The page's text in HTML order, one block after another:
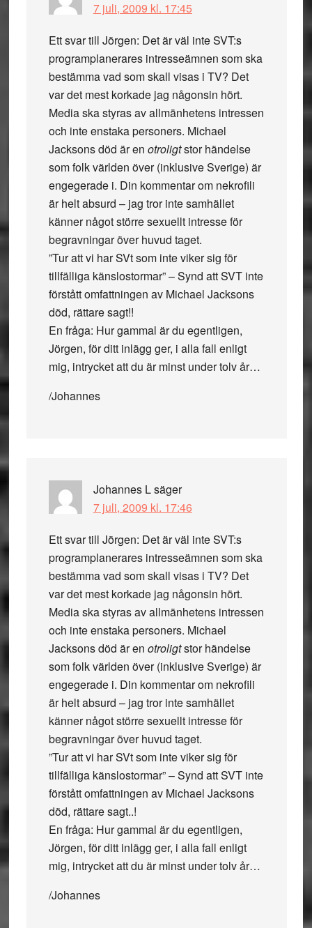
7 juli, 2009 kl. 17:45
Ett svar till Jörgen: Det är väl inte SVT:s
programplanerares intresseämnen som ska
bestämma vad som skall visas i TV? Det
var det mest korkade jag någonsin hört.
Media ska styras av allmänhetens intressen
och inte enstaka personers. Michael
Jacksons död är en otroligtstor händelse
som folk världen över (inklusive Sverige) är
engegerade i. Din kommentar om nekrofili
är helt absurd – jag tror inte samhället
känner något större sexuellt intresse för
begravningar över huvud taget.
”Tur att vi har SVt som inte viker sig för
tillfälliga känslostormar” – Synd att SVT inte
förstått omfattningen av Michael Jacksons
död, rättare sagt!!
En fråga: Hur gammal är du egentligen,
Jörgen, för ditt inlägg ger, i alla fall enligt
mig, intrycket att du är minst under tolv år…
/Johannes
Johannes Lsäger
7 juli, 2009 kl. 17:46
Ett svar till Jörgen: Det är väl inte SVT:s
programplanerares intresseämnen som ska
bestämma vad som skall visas i TV? Det
var det mest korkade jag någonsin hört.
Media ska styras av allmänhetens intressen
och inte enstaka personers. Michael
Jacksons död är en otroligtstor händelse
som folk världen över (inklusive Sverige) är
engegerade i. Din kommentar om nekrofili
är helt absurd – jag tror inte samhället
känner något större sexuellt intresse för
begravningar över huvud taget.
”Tur att vi har SVt som inte viker sig för
tillfälliga känslostormar” – Synd att SVT inte
förstått omfattningen av Michael Jacksons
död, rättare sagt..!
En fråga: Hur gammal är du egentligen,
Jörgen, för ditt inlägg ger, i alla fall enligt
mig, intrycket att du är minst under tolv år…
/Johannes